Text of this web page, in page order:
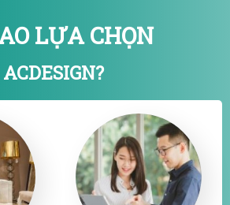
LỰA CHỌN
ACDESIGN?